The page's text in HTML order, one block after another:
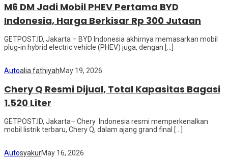
M6 DM Jadi Mobil PHEV Pertama BYD
Indonesia, Harga Berkisar Rp 300 Jutaan
GETPOST.ID, Jakarta – BYD Indonesia akhirnya memasarkan mobil
plug-in hybrid electric vehicle (PHEV) juga, dengan […]
Autoalia fathiyahMay 19, 2026
Chery Q Resmi Dijual, Total Kapasitas Bagasi
1.520 Liter
GETPOST.ID, Jakarta– Chery Indonesia resmi memperkenalkan
mobil listrik terbaru, Chery Q, dalam ajang grand final […]
AutosyakurMay 16, 2026